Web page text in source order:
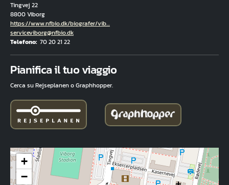
Tingvej 22
8800 Viborg
Hjemmeside
https://www.nfbio.dk/biografer/vib…
E-mail
serviceviborg@nfbio.dk
Telefono 70 20 21 22
Pianifica il tuo viaggio
Cerca su Rejseplanen o Graphhopper.
+
−